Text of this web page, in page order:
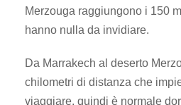
Merzouga raggiungono i 150
hanno nulla da invidiare.
Da Marrakech al deserto
chilometri di distanza che
viaggiare, quindi è normale